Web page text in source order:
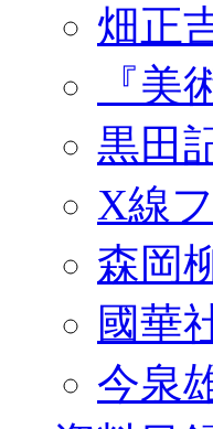
畑正
『
黒田
X線
森岡
國華
今泉